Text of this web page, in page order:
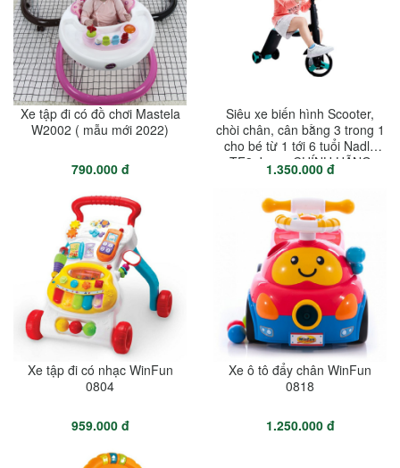
Xe tập đi có đồ chơi Mastela
W2002 ( mẫu mới 2022)
790.000 đ
Siêu xe biến hình Scooter,
chòi chân, cân bằng 3 trong 1
cho bé từ 1 tới 6 tuổi Nadle
TF3 Joovy CHÍNH HÃNG
1.350.000 đ
Xe tập đi có nhạc WinFun
0804
959.000 đ
Xe ô tô đẩy chân WinFun
0818
1.250.000 đ